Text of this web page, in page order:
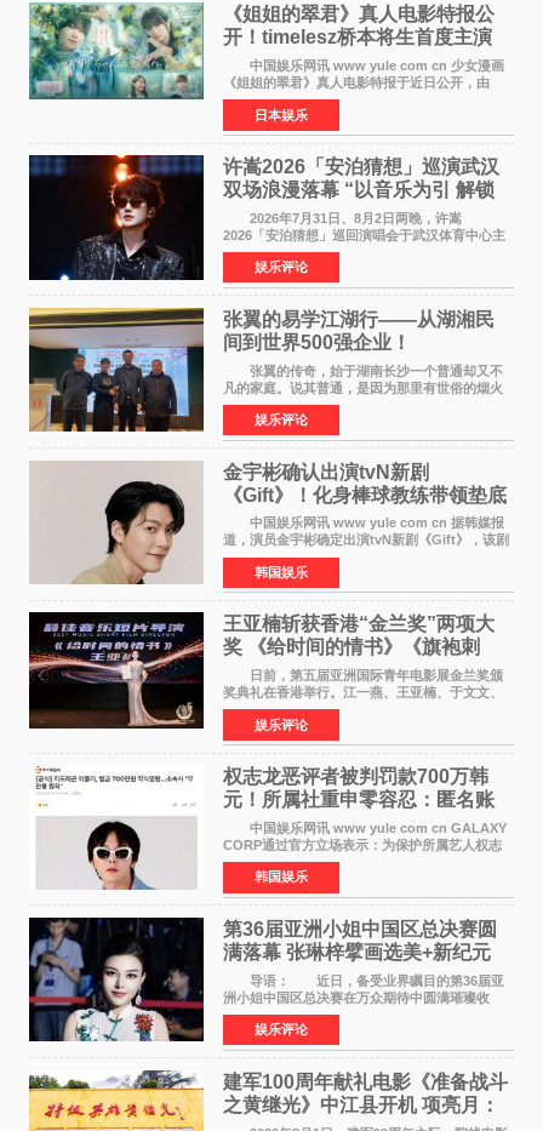
《姐姐的翠君》真人电影特报公
开！timelesz桥本将生首度主演
12月4日上映
中国娱乐网讯 www yule com cn 少女漫画
《姐姐的翠君》真人电影特报于近日公开，由
timelesz成员桥本将生担任主演，这也是他首次
担任电影主演，引发高度关注。 女高中生咲
苗翠（中岛瑠菜
日本娱乐
许嵩2026「安泊猜想」巡演武汉
双场浪漫落幕 “以音乐为引 解锁
江城记忆”
2026年7月31日、8月2日两晚，许嵩
2026「安泊猜想」巡回演唱会于武汉体育中心主
体育场盛大开唱。许嵩与数万歌迷在此相聚，从
浪漫惬意的舞台设计到充满诚意与惊喜的现场互
动，共同开启了一场关于
娱乐评论
张翼的易学江湖行——从湖湘民
间到世界500强企业！
张翼的传奇，始于湖南长沙一个普通却又不
凡的家庭。说其普通，是因为那里有世俗的烟火
气；说其不凡，是因为家中有一位洞悉天地玄机
的长者——他的爷爷。作为当地的风水师，爷爷
是张翼走进易学
娱乐评论
金宇彬确认出演tvN新剧
《Gift》！化身棒球教练带领垫底
球队逆袭
中国娱乐网讯 www yule com cn 据韩媒报
道，演员金宇彬确定出演tvN新剧《Gift》，该剧
预计将于下半年播出，引发观众高度期待。
本剧改编自同名网络漫画，讲述一位经历意外事
故后获得特殊
韩国娱乐
王亚楠斩获香港“金兰奖”两项大
奖 《给时间的情书》《旗袍刺
客》双双获肯定
日前，第五届亚洲国际青年电影展金兰奖颁
奖典礼在香港举行。江一燕、王亚楠、于文文、
李东学等知名演员出席活动。著名演员、导演王
亚楠凭借音乐故事片《给时间的情书》和院线电
影《旗袍刺客》
娱乐评论
权志龙恶评者被判罚款700万韩
元！所属社重申零容忍：匿名账
号也难逃刑责
中国娱乐网讯 www yule com cn GALAXY
CORP通过官方立场表示：为保护所属艺人权志
龙的名誉和权益，将持续对网络上发生的名誉损
害、散布虚假事实、侮辱、恶意诽谤等行为采取
法律应对措施。
韩国娱乐
第36届亚洲小姐中国区总决赛圆
满落幕 张琳梓擘画选美+新纪元
导语： 近日，备受业界瞩目的第36届亚
洲小姐中国区总决赛在万众期待中圆满璀璨收
官。整场盛典汇聚万千芳华，不仅完成了新一届
美丽代言人的加冕选拔，更在行业发展层面带来
颠覆性突破。活动
娱乐评论
建军100周年献礼电影《准备战斗
之黄继光》中江县开机 项亮月：